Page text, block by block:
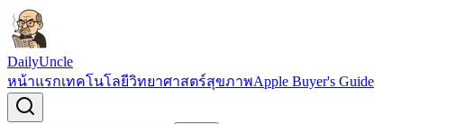
ข้ามไปยังเนื้อหา
DailyUncle
หน้าแรกเทคโนโลยีวิทยาศาสตร์สุขภาพApple Buyer's Guide